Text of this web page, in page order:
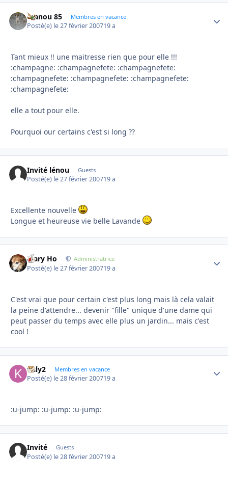
manou 85 Membres en vacance
Posté(e) le 27 février 200719 a
Tant mieux !! une maitresse rien que pour elle !!!
:champagne: :champagnefete: :champagnefete:
:champagnefete: :champagnefete: :champagnefete:
:champagnefete:
elle a tout pour elle.
Pourquoi our certains c'est si long ??
Invité lénou Guests
Posté(e) le 27 février 200719 a
Excellente nouvelle
Longue et heureuse vie belle Lavande
Mary Ho Administratrice
Posté(e) le 27 février 200719 a
C'est vrai que pour certain c'est plus long mais là cela valait
la peine d'attendre... devenir "fille" unique d'une dame qui
peut passer du temps avec elle plus un jardin... mais c'est
cool !
kaly2 Membres en vacance
Posté(e) le 28 février 200719 a
:u-jump: :u-jump: :u-jump:
Invité Guests
Posté(e) le 28 février 200719 a